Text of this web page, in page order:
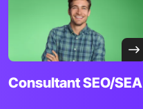
ConsultantSEO/SEA